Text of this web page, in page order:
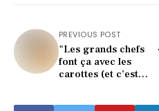
PREVIOUS POST
"Les grands chefs
font ça avec les
carottes (et c’est